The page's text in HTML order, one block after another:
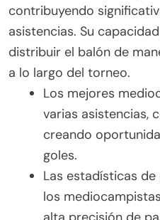
contribuyendo
asistencias. Su
distribuir el balón de
a lo largo del torneo.
Los mejores
varias asistencias,
creando
goles.
Las estadísticas
los